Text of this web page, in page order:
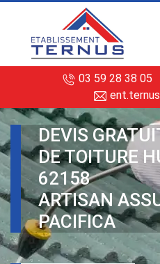
03 59 28 38 05
DEVIS
DE TOITURE
62158
ARTISAN
PACIFICA